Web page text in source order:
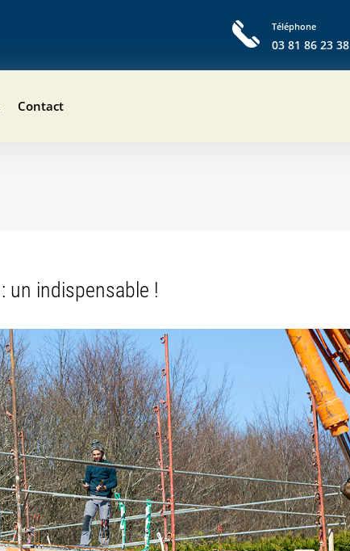
Téléphone
03 81 86 23 38
Contact
un indispensable !